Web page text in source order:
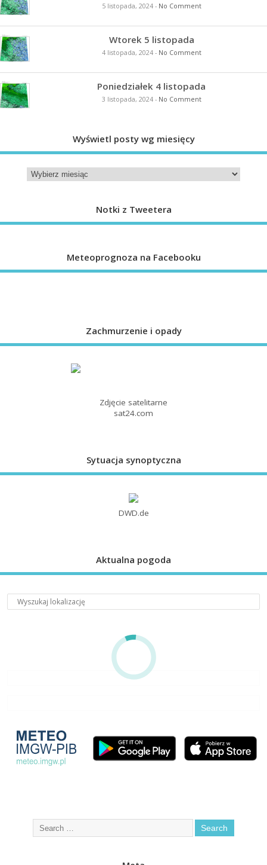
5 listopada, 2024- No Comment
Wtorek 5 listopada
4 listopada, 2024- No Comment
Poniedziałek 4 listopada
3 listopada, 2024- No Comment
Wyświetl posty wg miesięcy
Notki z Tweetera
Meteoprognoza na Facebooku
Zachmurzenie i opady
Zdjęcie satelitarne
sat24.com
Sytuacja synoptyczna
DWD.de
Aktualna pogoda